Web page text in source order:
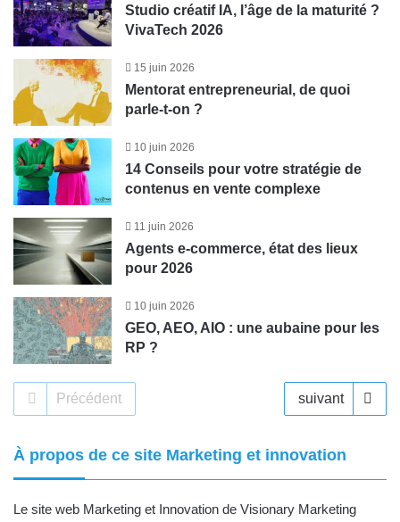
Studio créatif IA, l’âge de la maturité ?
VivaTech 2026
15 juin 2026
Mentorat entrepreneurial, de quoi
parle-t-on ?
10 juin 2026
14 Conseils pour votre stratégie de
contenus en vente complexe
11 juin 2026
Agents e-commerce, état des lieux
pour 2026
10 juin 2026
GEO, AEO, AIO : une aubaine pour les
RP ?
Précédent suivant
À propos de ce site Marketing et innovation
Le site web Marketing et Innovation de Visionary Marketing